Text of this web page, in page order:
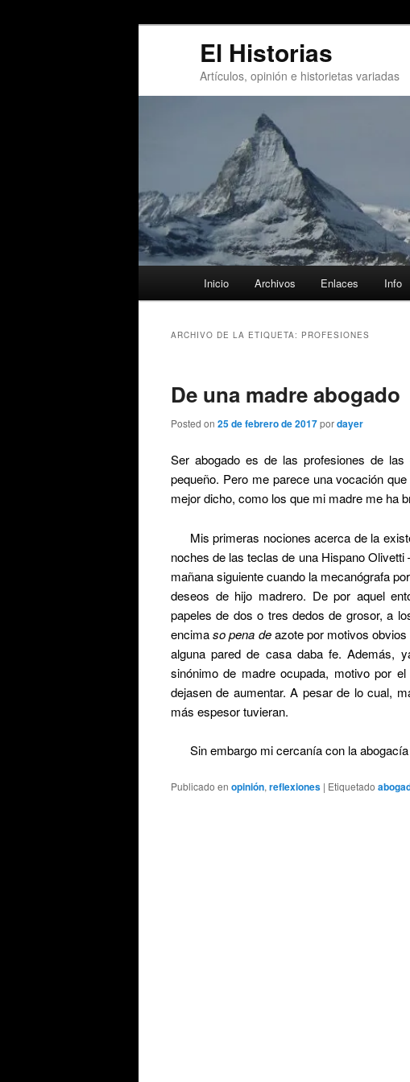
El Historias
Artículos, opinión e historietas variadas
Inicio Archivos Enlaces Info
ARCHIVO DE LA ETIQUETA: PROFESIONES
De una madre abogado
Posted on 25 de febrero de 2017pordayer
Ser abogado es de las profesiones de
pequeño. Pero me parece una vocación
mejor dicho, como los que mi madre me ha
Mis primeras nociones acerca de la
noches de las teclas de una Hispano
mañana siguiente cuando la mecanógrafa
deseos de hijo madrero. De por aquel
papeles de dos o tres dedos de grosor, a
encimaso pena deazote por motivos
alguna pared de casa daba fe. Además,
sinónimo de madre ocupada, motivo por
dejasen de aumentar. A pesar de lo cual,
más espesor tuvieran.
Sin embargo mi cercanía con la
Publicado en opinión, reflexiones | Etiquetado